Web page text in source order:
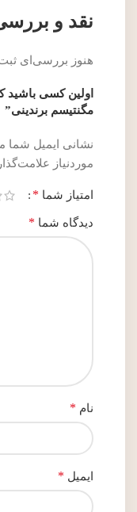
نقد و
هنوز بررسی‌ای
اولین کسی باشید
مگنتیسم برندینی”
نشانی ایمیل شما
موردنیاز
امتیاز شما *
دیدگاه شما *
نام *
ایمیل *